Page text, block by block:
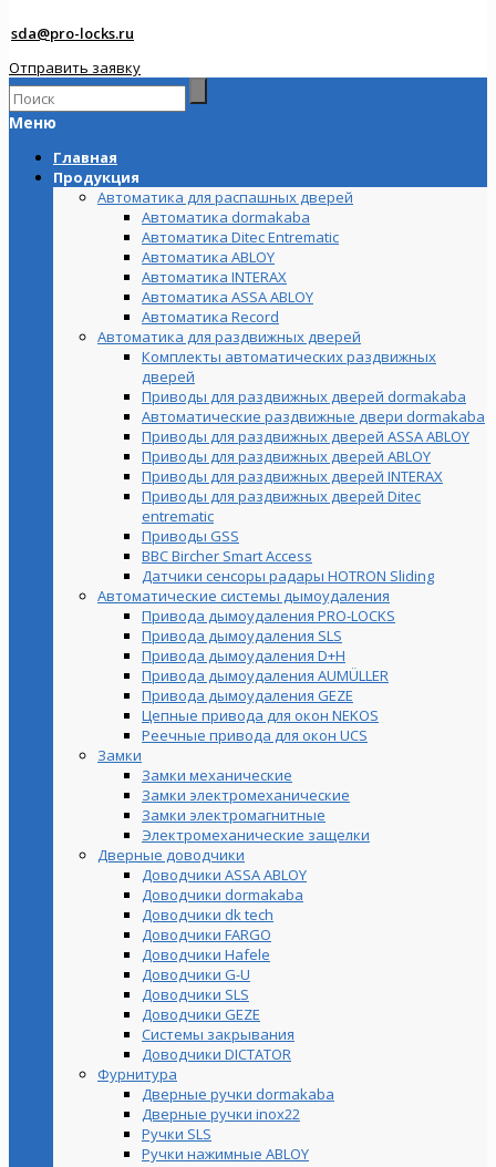
sda@pro-locks.ru
Отправить заявку
Меню
Главная
Продукция
Автоматика для распашных дверей
Автоматика dormakaba
Автоматика Ditec Entrematic
Автоматика ABLOY
Автоматика INTERAX
Автоматика ASSA ABLOY
Автоматика Record
Автоматика для раздвижных дверей
Комплекты автоматических раздвижных
дверей
Приводы для раздвижных дверей dormakaba
Автоматические раздвижные двери dormakaba
Приводы для раздвижных дверей ASSA ABLOY
Приводы для раздвижных дверей ABLOY
Приводы для раздвижных дверей INTERAX
Приводы для раздвижных дверей Ditec
entrematic
Приводы GSS
BBC Bircher Smart Access
Датчики сенсоры радары HOTRON Sliding
Автоматические системы дымоудаления
Привода дымоудаления PRO-LOCKS
Привода дымоудаления SLS
Привода дымоудаления D+H
Привода дымоудаления AUMÜLLER
Привода дымоудаления GEZE
Цепные привода для окон NEKOS
Реечные привода для окон UСS
Замки
Замки механические
Замки электромеханические
Замки электромагнитные
Электромеханические защелки
Дверные доводчики
Доводчики ASSA ABLOY
Доводчики dormakaba
Доводчики dk tech
Доводчики FARGO
Доводчики Hafele
Доводчики G-U
Доводчики SLS
Доводчики GEZE
Cистемы закрывания
Доводчики DICTATOR
Фурнитура
Дверные ручки dormakaba
Дверные ручки inox22
Ручки SLS
Ручки нажимные ABLOY